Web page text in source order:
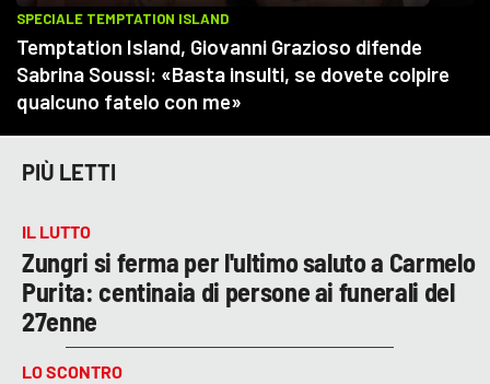
PIÙ LETTI
IL LUTTO
Zungri si ferma per l'ultimo saluto a Carmelo
Purita: centinaia di persone ai funerali del
27enne
LO SCONTRO